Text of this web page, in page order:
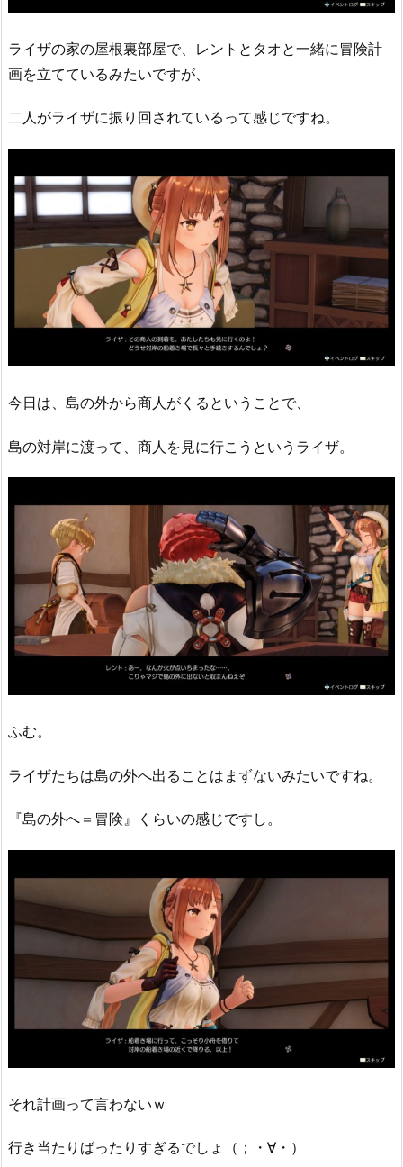
ライザの家の屋根裏部屋で、レントとタオと一緒に冒険計
画を立てているみたいですが、
二人がライザに振り回されているって感じですね。
今日は、島の外から商人がくるということで、
島の対岸に渡って、商人を見に行こうというライザ。
ふむ。
ライザたちは島の外へ出ることはまずないみたいですね。
『島の外へ＝冒険』くらいの感じですし。
それ計画って言わないｗ
行き当たりばったりすぎるでしょ（；・∀・）